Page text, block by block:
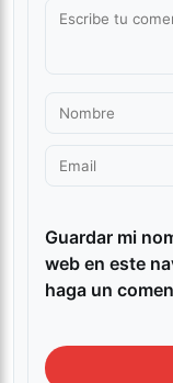
Guardar mi
web en este
haga un